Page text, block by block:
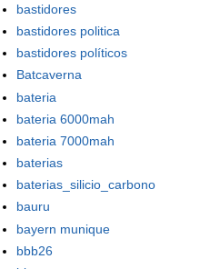
bastidores
bastidores politica
bastidores políticos
Batcaverna
bateria
bateria 6000mah
bateria 7000mah
baterias
baterias_silicio_carbono
bauru
bayern munique
bbb26